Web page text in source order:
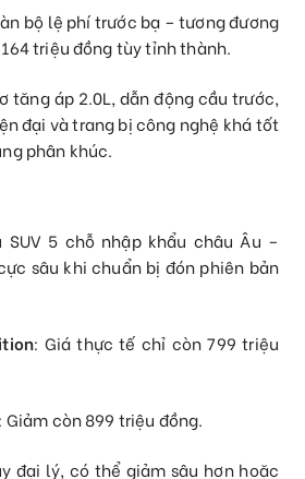
bộ lệ phí trước bạ – tương đương
triệu đồng tùy tỉnh thành.
tăng áp 2.0L, dẫn động cầu trước,
đại và trang bị công nghệ khá tốt
phân khúc.
SUV 5 chỗ nhập khẩu châu Âu –
sâu khi chuẩn bị đón phiên bản
: Giá thực tế chỉ còn 799 triệu
: Giảm còn 899 triệu đồng.
đại lý, có thể giảm sâu hơn hoặc